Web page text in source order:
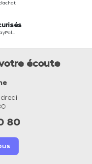
écoute
80